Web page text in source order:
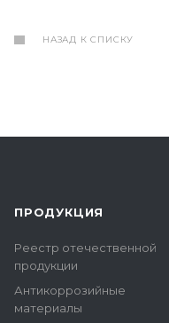
НАЗАД К СПИСКУ
ПРОДУКЦИЯ
Реестр отечественной
продукции
Антикоррозийные
материалы